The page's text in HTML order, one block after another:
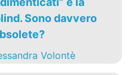
Sono davvero
Volontè